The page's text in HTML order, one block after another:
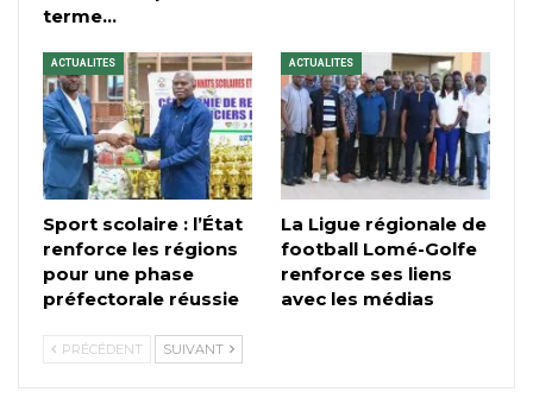
terme…
ACTUALITES
Sport scolaire : l’État
renforce les régions
pour une phase
préfectorale réussie
ACTUALITES
La Ligue régionale de
football Lomé-Golfe
renforce ses liens
avec les médias
PRÉCÉDENT SUIVANT